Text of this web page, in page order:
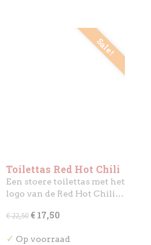
Sale!
Toilettas Red Hot Chili
Peppers - Asterix
Een stoere toilettas met het
logo van de Red Hot Chili…
€ 22,50 € 17,50
✓ Op voorraad